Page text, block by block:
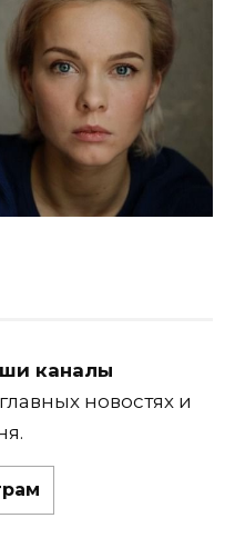
каналы
новостях и